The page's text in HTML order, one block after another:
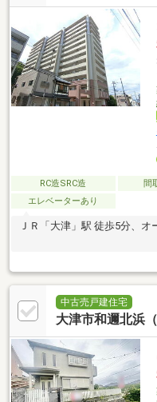
RC造SRC造 間
エレベーターあり
ＪＲ「大津」駅 徒歩5分、
中古売戸建住宅
大津市和邇北浜（